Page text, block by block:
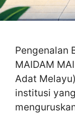
Pengenalan
MAIDAM
Adat
institusi